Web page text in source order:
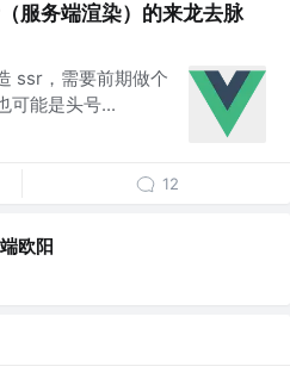
服务端渲染）的来龙去脉
ssr，需要前期做个
可能是头号...
12
欧阳